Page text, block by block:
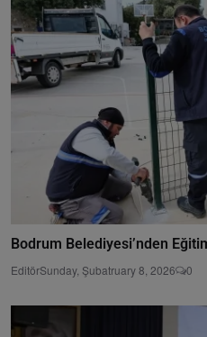
Bodrum Belediyesi’nden
EditörSunday, Şubatruary 8, 2026 0